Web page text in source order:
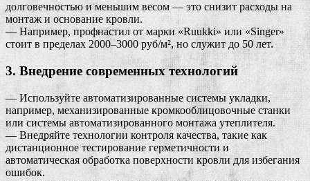
долговечностью и меньшим весом — это снизит расходы на
монтаж и основание кровли.
— Например, профнастил от марки «Ruukki» или «Singer»
стоит в пределах 2000–3000 руб/м², но служит до 50 лет.
3. Внедрение современных технологий
— Используйте автоматизированные системы укладки,
например, механизированные кромкооблицовочные станки
или системы автоматизированного монтажа утеплителя.
— Внедряйте технологии контроля качества, такие как
дистанционное тестирование герметичности и
автоматическая обработка поверхности кровли для избегания
ошибок.